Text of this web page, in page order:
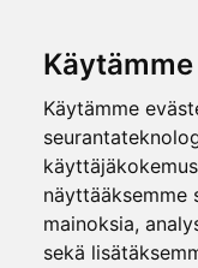
Käytämme
näyttääksemme
mainoksia,
sekä